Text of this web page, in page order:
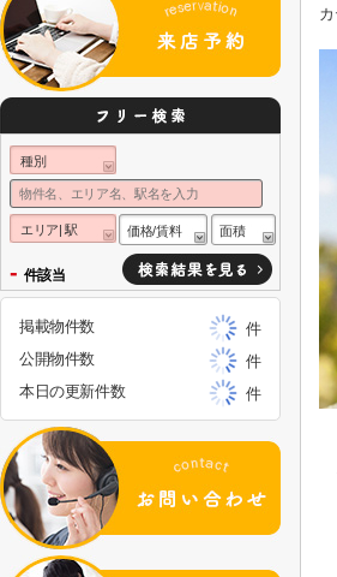
種別
エリア| 駅 価格/賃料 面積
- 件該当
掲載物件数
件
公開物件数
件
本日の更新件数
件